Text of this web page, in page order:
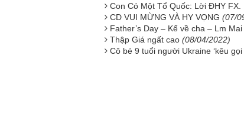
Con Có Một Tổ Quốc: Lời ĐHY FX.
CD VUI MỪNG VÀ HY VỌNG (07/
Father’s Day – Kể về cha – Lm
Thập Giá ngất cao (08/04/2022)
Cô bé 9 tuổi người Ukraine ‘kêu